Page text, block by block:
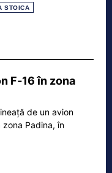
STOICA
F‑16 în zona
de un avion
zona Padina, în